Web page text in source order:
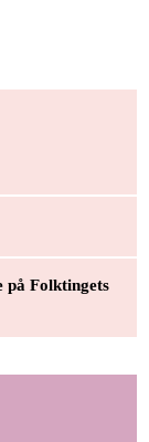
på Folktingets